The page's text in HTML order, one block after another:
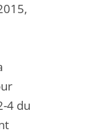
4 du